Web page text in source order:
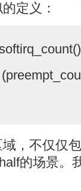
定义：
，不仅仅
的场景。